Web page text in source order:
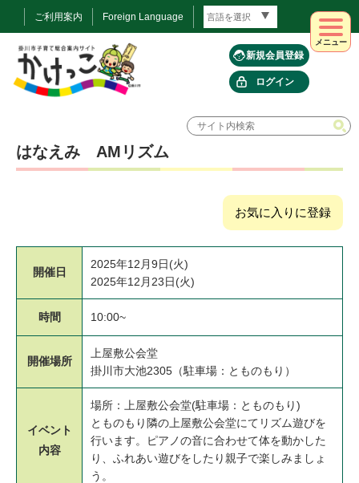
ご利用案内 Foreign Language
新規会員登録
ログイン
メニュー
はなえみ AMリズム
お気に入りに登録
開催日
2025年12月9日(火)
2025年12月23日(火)
時間 10:00~
開催場所
上屋敷公会堂
掛川市大池2305（駐車場：とものもり）
イベント
内容
場所：上屋敷公会堂(駐車場：とものもり)
とものもり隣の上屋敷公会堂にてリズム遊びを
行います。ピアノの音に合わせて体を動かした
り、ふれあい遊びをしたり親子で楽しみましょ
う。